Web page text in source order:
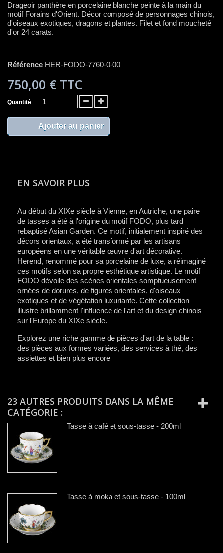
Drageoir panthère en porcelaine blanche peinte à la main du
motif Forains d'Orient. Décor composé de personnages chinois,
d'oiseaux exotiques, dragons et plantes. Filet et fond moucheté
d'or 24 carats.
Référence HER-FODO-7760-0-00
750,00 € TTC
Quantité
Ajouter au panier
EN SAVOIR PLUS
Au début du XIXe siècle à Vienne, en Autriche, une paire
de tasses a été à l'origine du motif FODO, plus tard
rebaptisé Asian Garden. Ce motif, initialement inspiré des
décors orientaux, a été transformé par les artisans
européens en une véritable œuvre d'art décorative.
Herend, renommé pour sa porcelaine de luxe, a réimaginé
ces motifs selon sa propre esthétique artistique. Le motif
FODO dévoile des scènes orientales somptueusement
ornées de dorures, de figures orientales, d'oiseaux
exotiques et de végétation luxuriante. Cette collection
illustre brillamment l'influence de l'art et du design chinois
sur l'Europe du XIXe siècle.
Explorez une riche gamme de pièces d'art de la table :
des pièces aux formes variées, des services à thé, des
assiettes et bien plus encore.
23 AUTRES PRODUITS DANS LA MÊME
CATÉGORIE :
Tasse à café et sous-tasse - 200ml
Tasse à moka et sous-tasse - 100ml